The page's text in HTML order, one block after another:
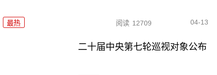
最热 阅读 12709 04-13
二十届中央第七轮巡视对象公布